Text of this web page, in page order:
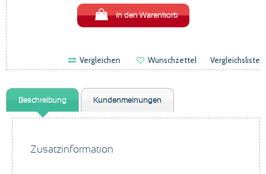
In den Warenkorb
Vergleichen Wunschzettel Vergleichsliste
Beschreibung Kundenmeinungen
Zusatzinformation